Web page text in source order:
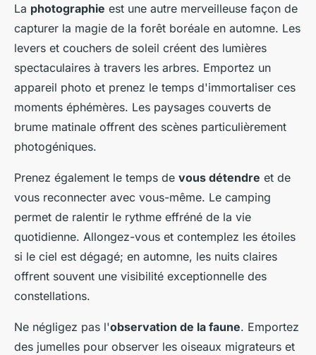
La photographie est une autre merveilleuse façon de
capturer la magie de la forêt boréale en automne. Les
levers et couchers de soleil créent des lumières
spectaculaires à travers les arbres. Emportez un
appareil photo et prenez le temps d'immortaliser ces
moments éphémères. Les paysages couverts de
brume matinale offrent des scènes particulièrement
photogéniques.
Prenez également le temps de vous détendre et de
vous reconnecter avec vous-même. Le camping
permet de ralentir le rythme effréné de la vie
quotidienne. Allongez-vous et contemplez les étoiles
si le ciel est dégagé; en automne, les nuits claires
offrent souvent une visibilité exceptionnelle des
constellations.
Ne négligez pas l'observation de la faune. Emportez
des jumelles pour observer les oiseaux migrateurs et